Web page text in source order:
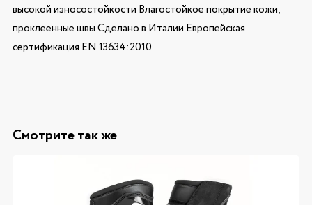
высокой износостойкости Влагостойкое покрытие кожи,
проклеенные швы Сделано в Италии Европейская
сертификация EN 13634:2010
Смотрите так же